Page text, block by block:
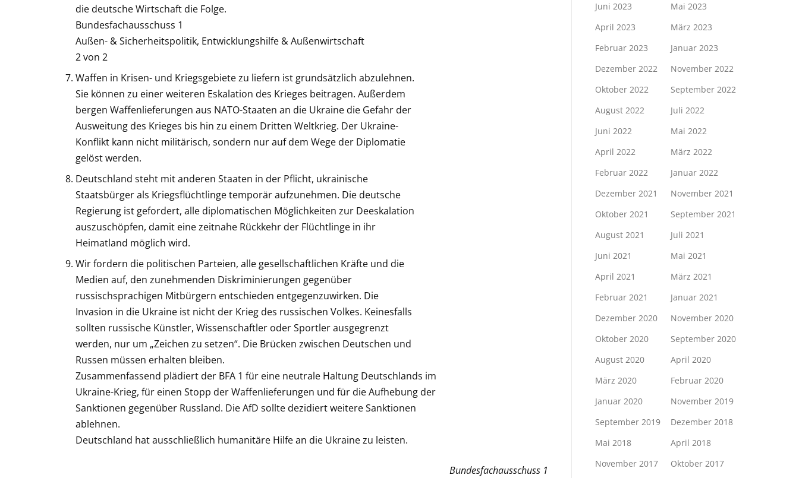
die deutsche Wirtschaft die Folge.
Bundesfachausschuss 1
Außen- & Sicherheitspolitik, Entwicklungshilfe & Außenwirtschaft
2 von 2
Waffen in Krisen- und Kriegsgebiete zu liefern ist grundsätzlich abzulehnen.
Sie können zu einer weiteren Eskalation des Krieges beitragen. Außerdem
bergen Waffenlieferungen aus NATO-Staaten an die Ukraine die Gefahr der
Ausweitung des Krieges bis hin zu einem Dritten Weltkrieg. Der Ukraine-
Konflikt kann nicht militärisch, sondern nur auf dem Wege der Diplomatie
gelöst werden.
Deutschland steht mit anderen Staaten in der Pflicht, ukrainische
Staatsbürger als Kriegsflüchtlinge temporär aufzunehmen. Die deutsche
Regierung ist gefordert, alle diplomatischen Möglichkeiten zur Deeskalation
auszuschöpfen, damit eine zeitnahe Rückkehr der Flüchtlinge in ihr
Heimatland möglich wird.
Wir fordern die politischen Parteien, alle gesellschaftlichen Kräfte und die
Medien auf, den zunehmenden Diskriminierungen gegenüber
russischsprachigen Mitbürgern entschieden entgegenzuwirken. Die
Invasion in die Ukraine ist nicht der Krieg des russischen Volkes. Keinesfalls
sollten russische Künstler, Wissenschaftler oder Sportler ausgegrenzt
werden, nur um „Zeichen zu setzen“. Die Brücken zwischen Deutschen und
Russen müssen erhalten bleiben.
Zusammenfassend plädiert der BFA 1 für eine neutrale Haltung Deutschlands im
Ukraine-Krieg, für einen Stopp der Waffenlieferungen und für die Aufhebung der
Sanktionen gegenüber Russland. Die AfD sollte dezidiert weitere Sanktionen
ablehnen.
Deutschland hat ausschließlich humanitäre Hilfe an die Ukraine zu leisten.
Bundesfachausschuss 1
Juni 2023
Mai 2023
April 2023
März 2023
Februar 2023
Januar 2023
Dezember 2022
November 2022
Oktober 2022
September 2022
August 2022
Juli 2022
Juni 2022
Mai 2022
April 2022
März 2022
Februar 2022
Januar 2022
Dezember 2021
November 2021
Oktober 2021
September 2021
August 2021
Juli 2021
Juni 2021
Mai 2021
April 2021
März 2021
Februar 2021
Januar 2021
Dezember 2020
November 2020
Oktober 2020
September 2020
August 2020
April 2020
März 2020
Februar 2020
Januar 2020
November 2019
September 2019
Dezember 2018
Mai 2018
April 2018
November 2017
Oktober 2017